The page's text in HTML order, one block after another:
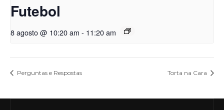
Futebol
8 agosto @ 10:20 am - 11:20 am
Perguntas e Respostas Torta na Cara